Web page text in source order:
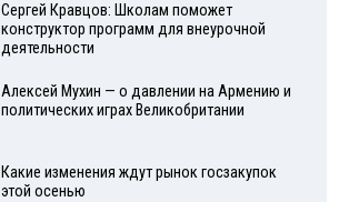
Сергей Кравцов: Школам поможет
конструктор программ для внеурочной
деятельности
Алексей Мухин — о давлении на Армению и
политических играх Великобритании
Какие изменения ждут рынок госзакупок
этой осенью